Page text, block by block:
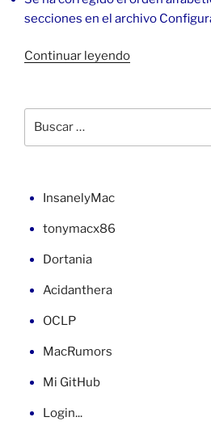
secciones en el archivo
Continuar leyendo«Cambiar
0.9.9
por:
InsanelyMac
tonymacx86
Dortania
Acidanthera
OCLP
MacRumors
Mi GitHub
Login...